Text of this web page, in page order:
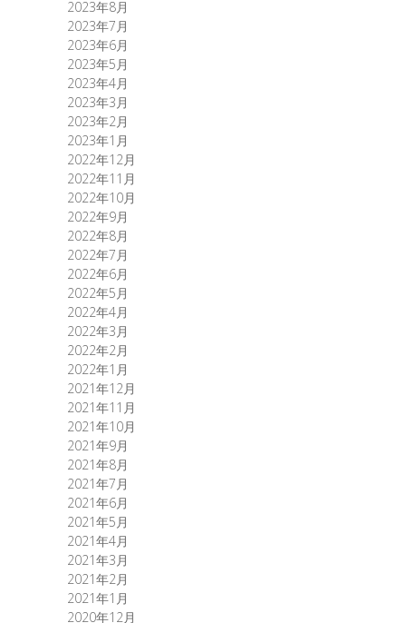
2023年8月
2023年7月
2023年6月
2023年5月
2023年4月
2023年3月
2023年2月
2023年1月
2022年12月
2022年11月
2022年10月
2022年9月
2022年8月
2022年7月
2022年6月
2022年5月
2022年4月
2022年3月
2022年2月
2022年1月
2021年12月
2021年11月
2021年10月
2021年9月
2021年8月
2021年7月
2021年6月
2021年5月
2021年4月
2021年3月
2021年2月
2021年1月
2020年12月